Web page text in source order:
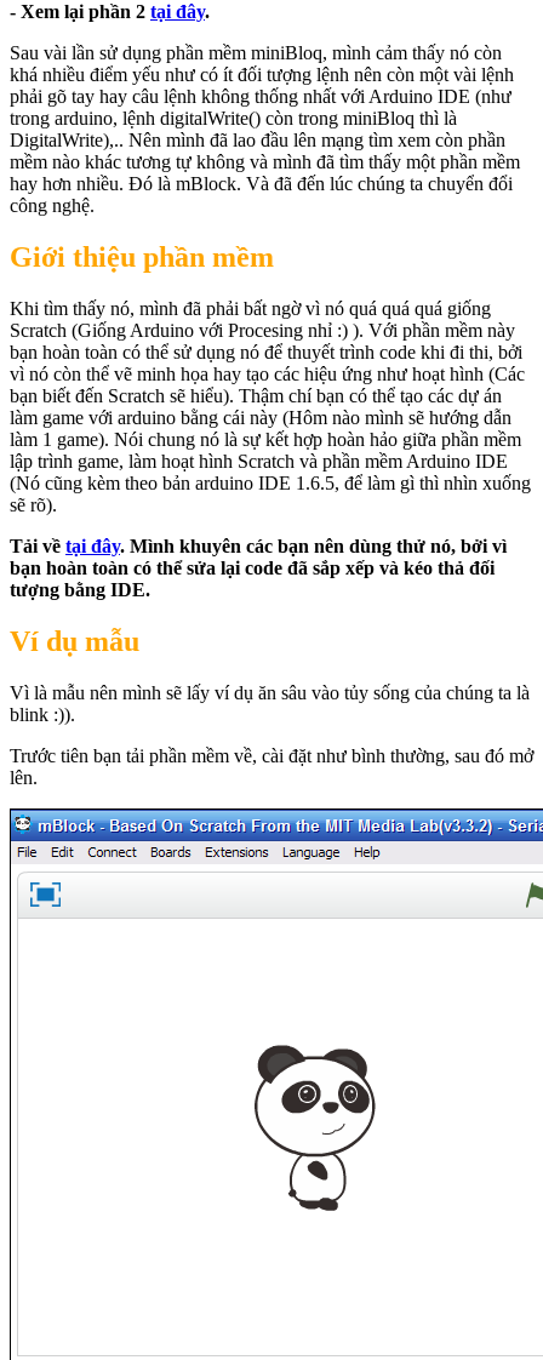
- Xem lại phần 2 tại đây.
Sau vài lần sử dụng phần mềm miniBloq, mình cảm thấy nó còn
khá nhiều điểm yếu như có ít đối tượng lệnh nên còn một vài lệnh
phải gõ tay hay câu lệnh không thống nhất với Arduino IDE (như
trong arduino, lệnh digitalWrite() còn trong miniBloq thì là
DigitalWrite),.. Nên mình đã lao đầu lên mạng tìm xem còn phần
mềm nào khác tương tự không và mình đã tìm thấy một phần mềm
hay hơn nhiều. Đó là mBlock. Và đã đến lúc chúng ta chuyển đổi
công nghệ.
Giới thiệu phần mềm
Khi tìm thấy nó, mình đã phải bất ngờ vì nó quá quá quá giống
Scratch (Giống Arduino với Procesing nhỉ :) ). Với phần mềm này
bạn hoàn toàn có thể sử dụng nó để thuyết trình code khi đi thi, bởi
vì nó còn thể vẽ minh họa hay tạo các hiệu ứng như hoạt hình (Các
bạn biết đến Scratch sẽ hiểu). Thậm chí bạn có thể tạo các dự án
làm game với arduino bằng cái này (Hôm nào mình sẽ hướng dẫn
làm 1 game). Nói chung nó là sự kết hợp hoàn hảo giữa phần mềm
lập trình game, làm hoạt hình Scratch và phần mềm Arduino IDE
(Nó cũng kèm theo bản arduino IDE 1.6.5, để làm gì thì nhìn xuống
sẽ rõ).
Tải về tại đây. Mình khuyên các bạn nên dùng thử nó, bởi vì
bạn hoàn toàn có thể sửa lại code đã sắp xếp và kéo thả đối
tượng bằng IDE.
Ví dụ mẫu
Vì là mẫu nên mình sẽ lấy ví dụ ăn sâu vào tủy sống của chúng ta là
blink :)).
Trước tiên bạn tải phần mềm về, cài đặt như bình thường, sau đó mở
lên.